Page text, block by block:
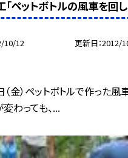
ペットボトルの風車を回し
10/12 更新日 2012/
（金）ペットボトルで作った風
わっても、...